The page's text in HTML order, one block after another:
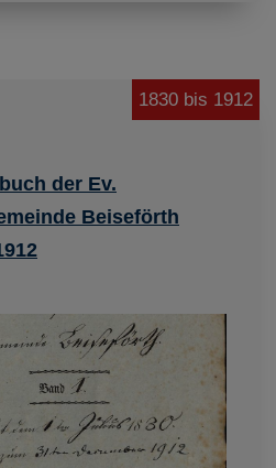
der Ev.
Beiseförth
1830 bis 1912